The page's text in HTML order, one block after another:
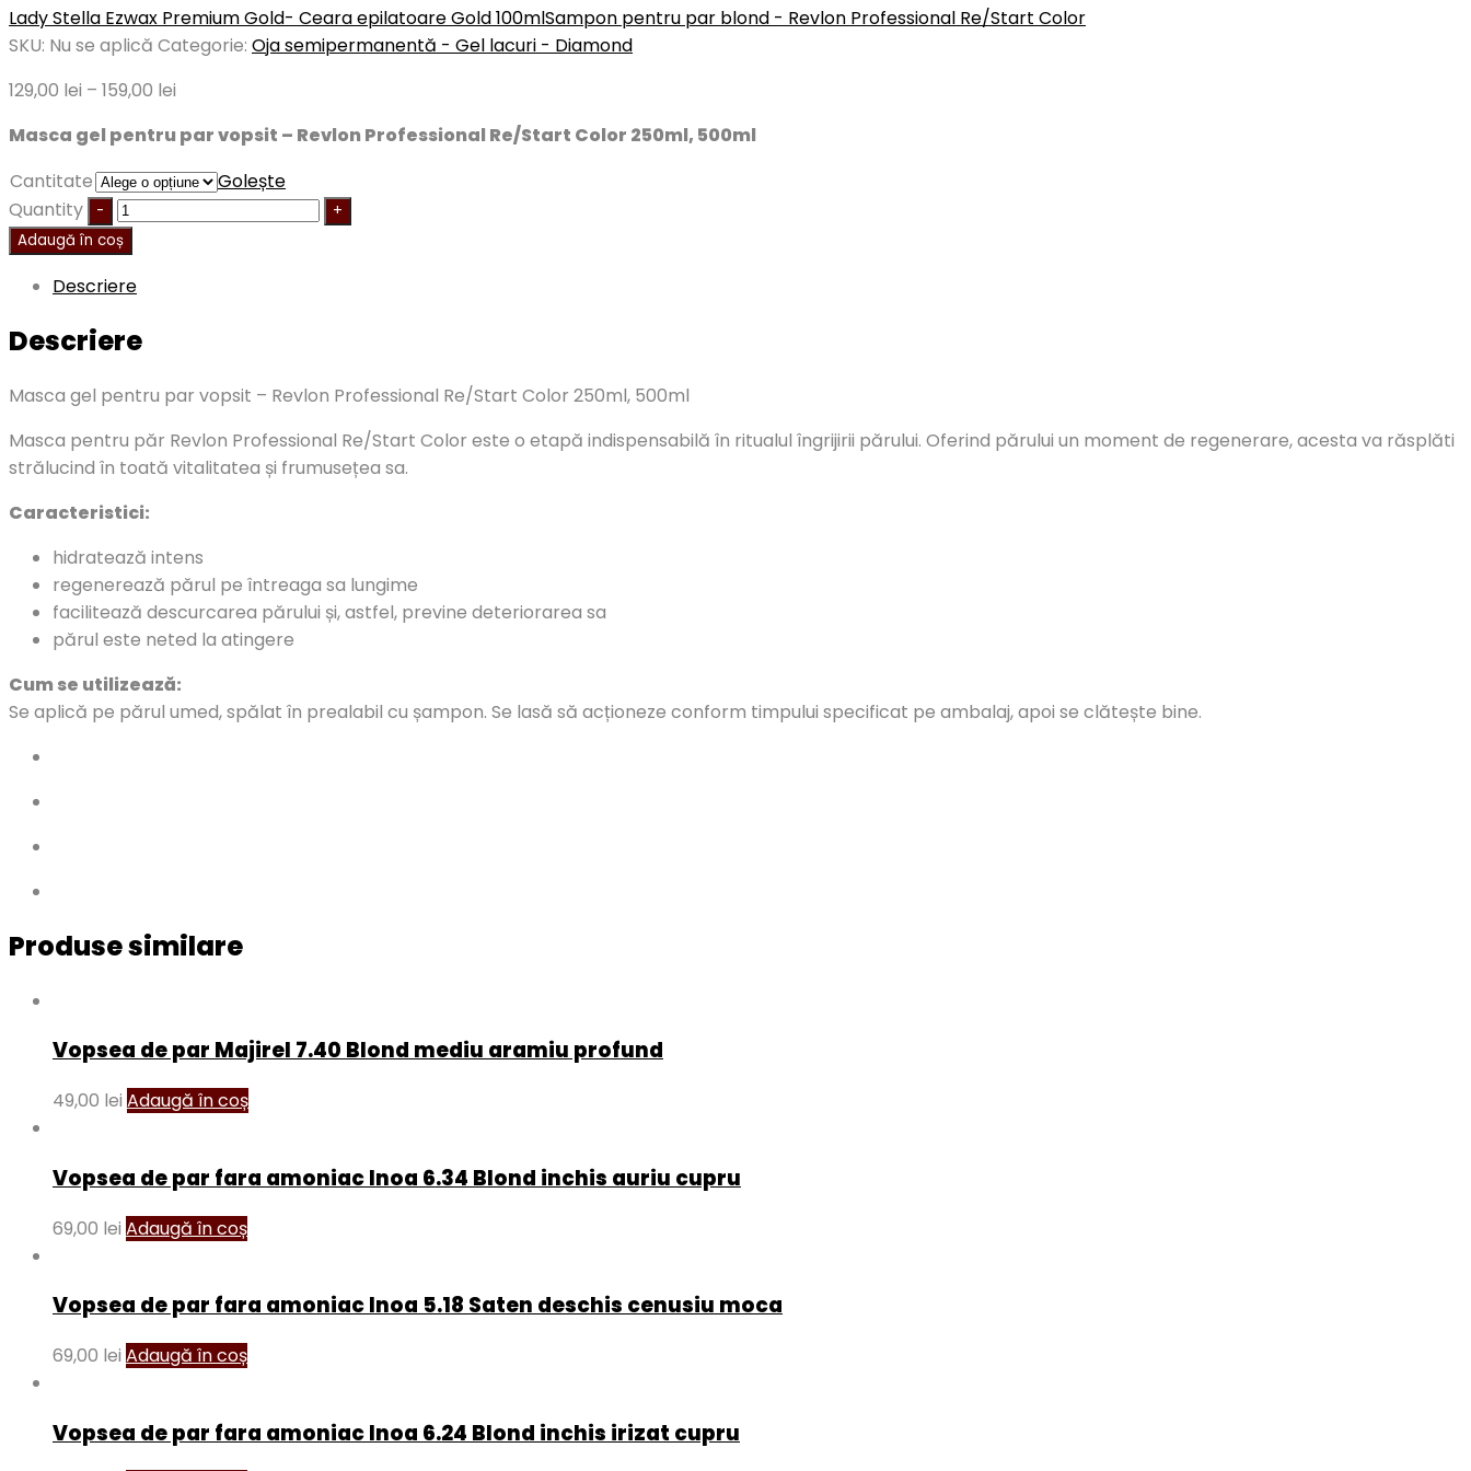
Lady Stella Ezwax Premium Gold- Ceara epilatoare Gold 100mlSampon pentru par blond - Revlon Professional Re/Start Color
SKU: Nu se aplică Categorie: Oja semipermanentă - Gel lacuri - Diamond
129,00 lei – 159,00 lei
Masca gel pentru par vopsit – Revlon Professional Re/Start Color 250ml, 500ml
Cantitate
Golește
Quantity
Adaugă în coș
Descriere
Descriere
Masca gel pentru par vopsit – Revlon Professional Re/Start Color 250ml, 500ml
Masca pentru păr Revlon Professional Re/Start Color este o etapă indispensabilă în ritualul îngrijirii părului. Oferind părului un moment de regenerare, acesta va răsplăti
strălucind în toată vitalitatea și frumusețea sa.
Caracteristici:
hidratează intens
regenerează părul pe întreaga sa lungime
facilitează descurcarea părului și, astfel, previne deteriorarea sa
părul este neted la atingere
Cum se utilizează:
Se aplică pe părul umed, spălat în prealabil cu șampon. Se lasă să acționeze conform timpului specificat pe ambalaj, apoi se clătește bine.
Produse similare
Vopsea de par Majirel 7.40 Blond mediu aramiu profund
49,00 lei Adaugă în coș
Vopsea de par fara amoniac Inoa 6.34 Blond inchis auriu cupru
69,00 lei Adaugă în coș
Vopsea de par fara amoniac Inoa 5.18 Saten deschis cenusiu moca
69,00 lei Adaugă în coș
Vopsea de par fara amoniac Inoa 6.24 Blond inchis irizat cupru